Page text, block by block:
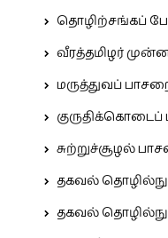
தொழிற்சங்கப்
வீரத்தமிழர்
மருத்துவப்
சுற்றுச்சூழல்
தகவல்
தகவல்